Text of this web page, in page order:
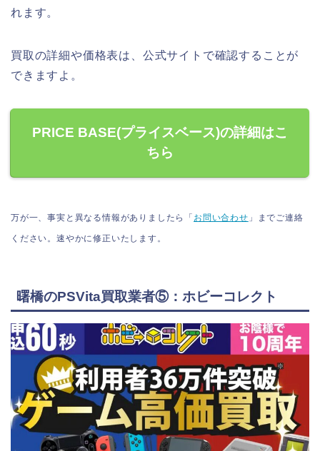
れます。
買取の詳細や価格表は、公式サイトで確認することが
できますよ。
PRICE BASE(プライスベース)の詳細はこ
ちら
万が一、事実と異なる情報がありましたら「 お問い合わせ 」までご連絡
ください。速やかに修正いたします。
曙橋のPSVita買取業者⑤：ホビーコレクト